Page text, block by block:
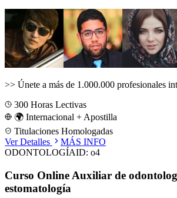
>> Únete a más de 1.000.000 profesionales
300 Horas Lectivas
🌍 Internacional + Apostilla
Titulaciones Homologadas
Ver Detalles
MÁS INFO
ODONTOLOGÍAID: o4
Curso Online Auxiliar de
estomatología